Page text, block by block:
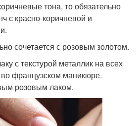
тона, то обязательно
с красно-коричневой и
сочетается с розовым золотом.
с текстурой металлик на всех
во французском маникюре.
розовым лаком.